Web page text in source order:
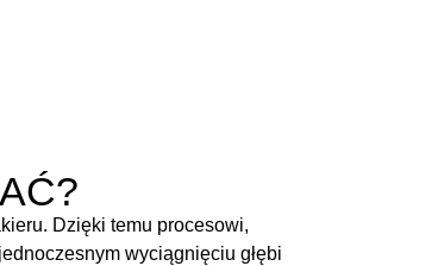
Dzięki temu procesowi,
wyciągnięciu głębi